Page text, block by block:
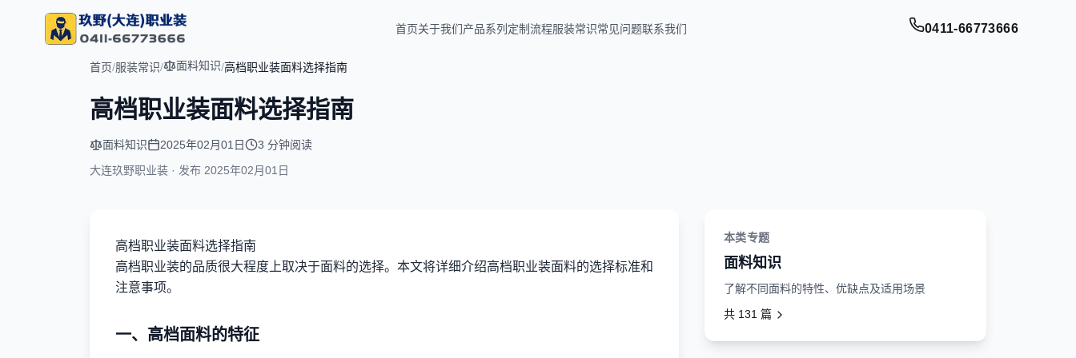
首页关于我们产品系列 定制流程服装常识常见问题联系我们 0411-66773666
首页/服装常识/ 面料知识/高档职业装面料选择指南
高档职业装面料选择指南
面料知识 2025年02月01日
3 分钟阅读
大连玖野职业装 · 发布 2025年02月01日
高档职业装面料选择指南
高档职业装的品质很大程度上取决于面料的选择。本文将详细介绍高档职业装面料的选择标准和
注意事项。
一、高档面料的特征
本类专题
面料知识
了解不同面料的特性、优缺点及适用场景
共 131 篇